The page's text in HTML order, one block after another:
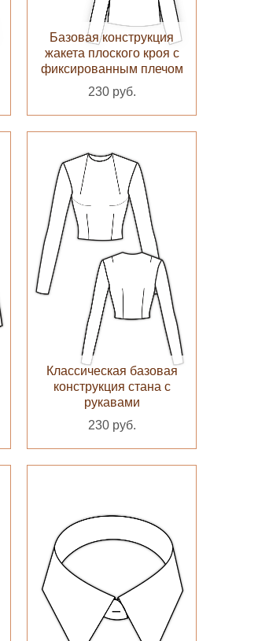
Базовая конструкция
жакета плоского кроя с
фиксированным плечом
230 руб.
Классическая базовая
конструкция стана с
рукавами
230 руб.